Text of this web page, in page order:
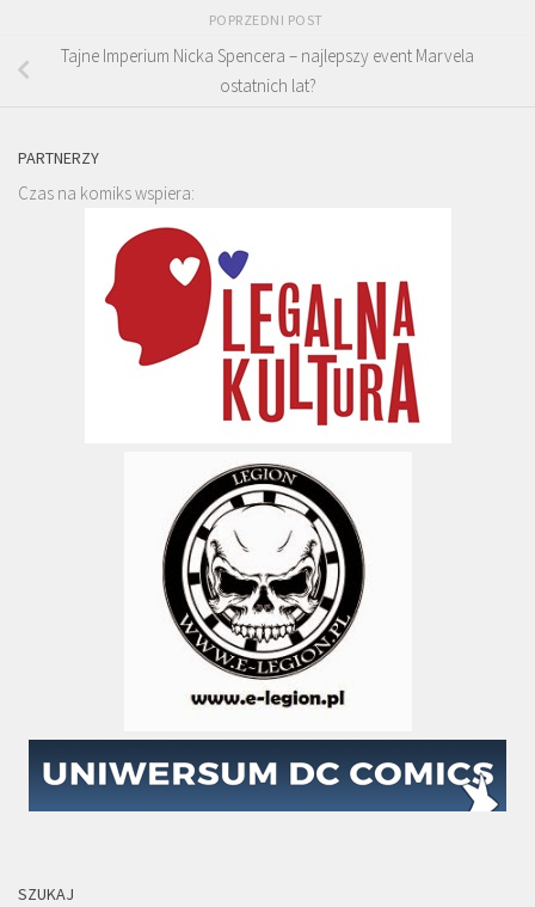
POPRZEDNI POST
Tajne Imperium Nicka Spencera – najlepszy event Marvela
ostatnich lat?
PARTNERZY
Czas na komiks wspiera:
SZUKAJ